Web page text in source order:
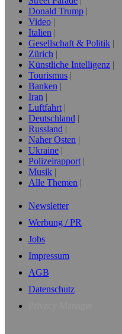
Donald Trump
Video
Italien
Gesellschaft & Politik
Zürich
Künstliche Intelligenz
Tourismus
Banken
Iran
Luftfahrt
Deutschland
Russland
Naher Osten
Ukraine
Polizeirapport
Musik
Alle Themen
Newsletter
Werbung / PR
Jobs
Impressum
AGB
Datenschutz